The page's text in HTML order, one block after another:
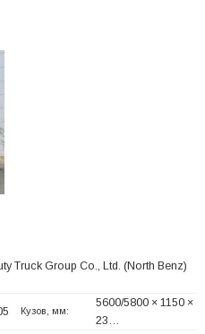
Truck Group Co., Ltd. (North Benz)
Кузов, мм:
5600/5800 × 1150 ×
23…